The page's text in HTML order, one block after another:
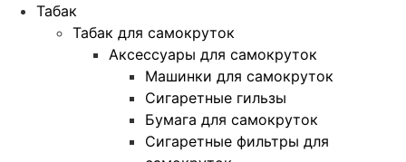
Табак
Табак для самокруток
Аксессуары для самокруток
Машинки для самокруток
Сигаретные гильзы
Бумага для самокруток
Сигаретные фильтры для